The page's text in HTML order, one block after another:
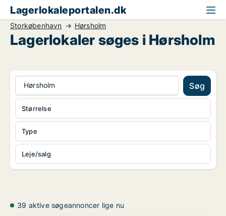
Lagerlokaleportalen.dk
Storkøbenhavn Hørsholm
Lagerlokaler søges i Hørsholm
Hørsholm Søg
Type
Leje/salg
Størrelse
39 aktive søgeannoncer lige nu